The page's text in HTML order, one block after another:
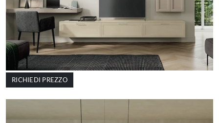
RICHIEDI PREZZO